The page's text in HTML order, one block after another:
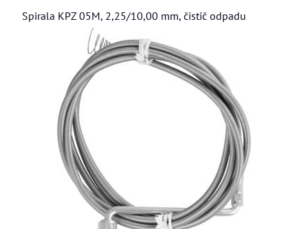
Spirala KPZ 05M, 2,25/10,00 mm, čistič odpadu